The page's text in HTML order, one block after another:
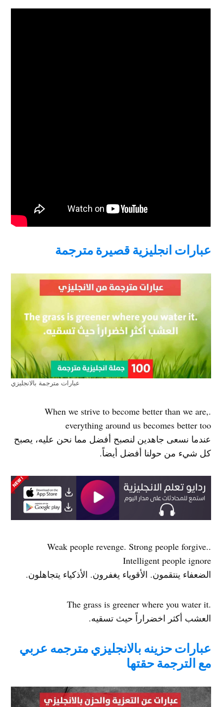
عبارات انجليزية قصيرة مترجمة
عبارات مترجمة بالانجليزي
.When we strive to become better than we are,
everything around us becomes better too
عندما نسعى جاهدين لنصبح أفضل مما نحن عليه، يصبح
كل شيء من حولنا أفضل أيضاً.
.Weak people revenge. Strong people forgive.
Intelligent people ignore
الضعفاء ينتقمون. الأقوياء يغفرون. الأذكياء يتجاهلون.
.The grass is greener where you water it
العشب أكثر اخضراراً حيث تسقيه.
عبارات حزينه بالانجليزي مترجمه عربي
مع الترجمة حقتها